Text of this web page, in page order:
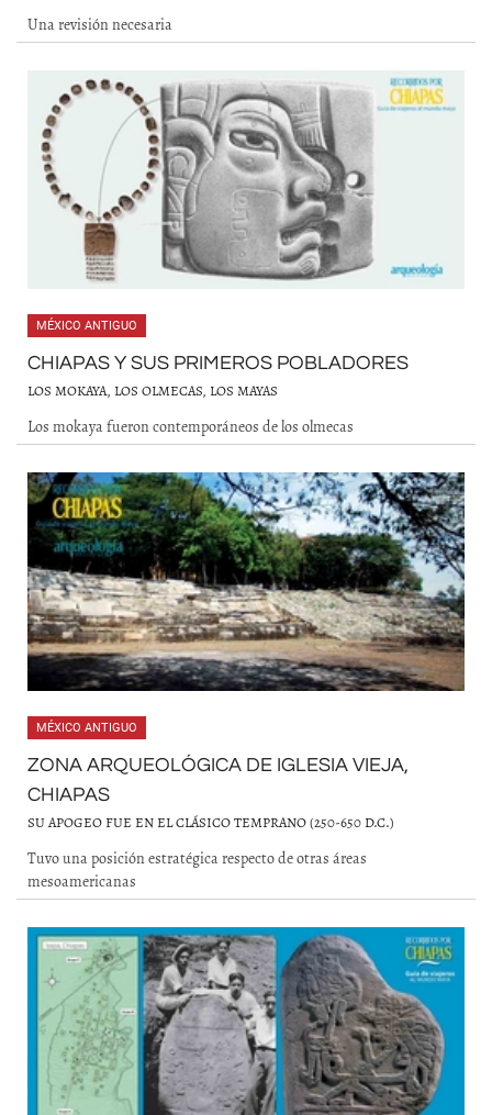
Una revisión necesaria
MÉXICO ANTIGUO
CHIAPAS Y SUS PRIMEROS POBLADORES
LOS MOKAYA, LOS OLMECAS, LOS MAYAS
Los mokaya fueron contemporáneos de los olmecas
MÉXICO ANTIGUO
ZONA ARQUEOLÓGICA DE IGLESIA VIEJA,
CHIAPAS
SU APOGEO FUE EN EL CLÁSICO TEMPRANO (250-650 D.C.)
Tuvo una posición estratégica respecto de otras áreas
mesoamericanas